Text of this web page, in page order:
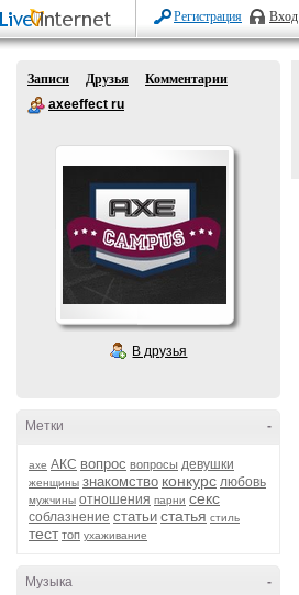
Регистрация Вход
Записи Друзья
Комментарии
axeeffect ru
В друзья
-
Метки
axe АКС вопрос вопросы девушки
женщины знакомство конкурс любовь
мужчины отношения парни секс
соблазнение статьи статья стиль
тест топ ухаживание
-
Музыка